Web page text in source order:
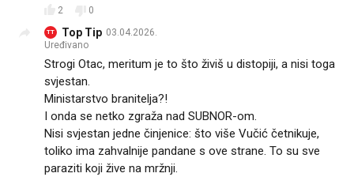
2 0
TT Top Tip 03.04.2026.
Uređivano
Strogi Otac, meritum je to što živiš u distopiji, a nisi toga
svjestan.
Ministarstvo branitelja?!
I onda se netko zgraža nad SUBNOR-om.
Nisi svjestan jedne činjenice: što više Vučić četnikuje,
toliko ima zahvalnije pandane s ove strane. To su sve
paraziti koji žive na mržnji.